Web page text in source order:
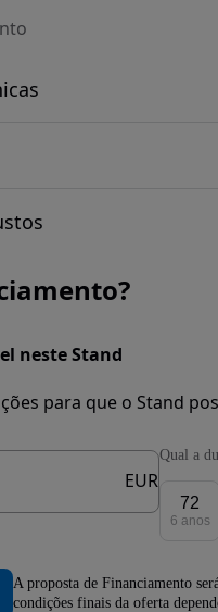
neste Stand
para que o Stand
EUR
Qual a
72
6 anos
A proposta de Financiamento
condições finais da oferta